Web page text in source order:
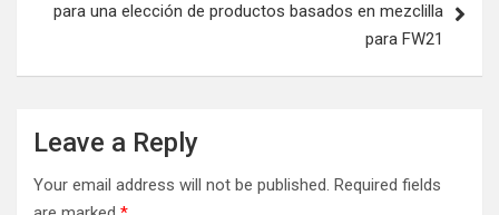
para una elección de productos basados ​​en mezclilla
para FW21
Leave a Reply
Your email address will not be published. Required fields